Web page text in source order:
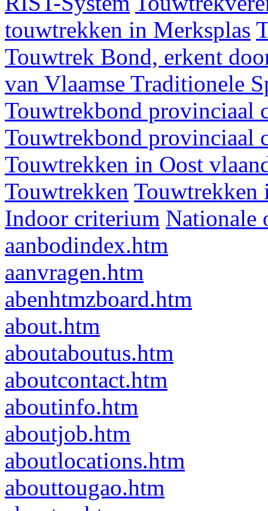
touwtrekken in Merksplas
Touwtrek Bond, erkent
van Vlaamse Traditionele
Touwtrekbond provinciaal
Touwtrekbond provinciaal
Touwtrekken in Oost
Touwtrekken Touwtrekken
Indoor criterium Nationale
aanbodindex.htm
aanvragen.htm
abenhtmzboard.htm
about.htm
aboutaboutus.htm
aboutcontact.htm
aboutinfo.htm
aboutjob.htm
aboutlocations.htm
abouttougao.htm